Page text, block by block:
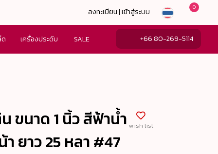
ลงทะเบียน | เข้าสู่ระบบ 0
เครื่องประดับ SALE +66 80-269-5114
ขนาด 1 นิ้ว สีฟ้าน้ำ
า ยาว 25 หลา #47
wish list